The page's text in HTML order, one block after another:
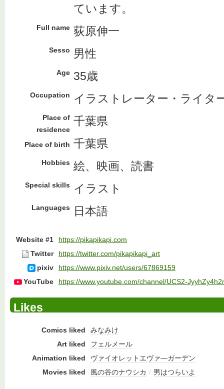
ています。
Full name 荻原伸一
Sesso 男性
Age 35歳
Occupation イラストレーター・ライタ
Place of
residence
千葉県
Place of birth 千葉県
Hobbies 絵、映画、読書
Special skills イラスト
Languages 日本語
Website #1
https://pikapikapi.com
Twitter
https://twitter.com/pikapikapi_art
pixiv
https://www.pixiv.net/users/67869159
YouTube
https://www.youtube.com/channel/UCS2-
Likes
Comics liked
みなみけ
Art liked
フェルメール
Animation liked
ヴァイオレットエヴァ―ガーデン
Movies liked
風の谷のナウシカ / 男はつらいよ